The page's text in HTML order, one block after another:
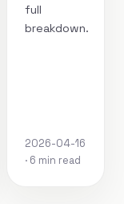
full
breakdown.
2026-04-16
· 6 min read